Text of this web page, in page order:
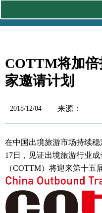
COTTM将加倍
家邀请计划
2018/12/04 来源：
在中国出境旅游市场持续稳
17日，见证出境旅游行业
（COTTM）将迎来第十五